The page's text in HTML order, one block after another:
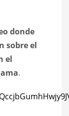
donde
sobre el
el
.